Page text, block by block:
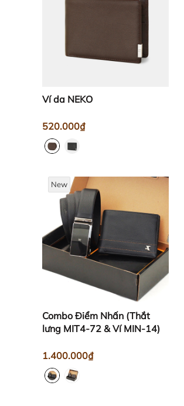
Ví da NEKO
520.000₫
New
Combo Điểm Nhấn (Thắt
lưng MIT4-72 & Ví MIN-14)
1.400.000₫